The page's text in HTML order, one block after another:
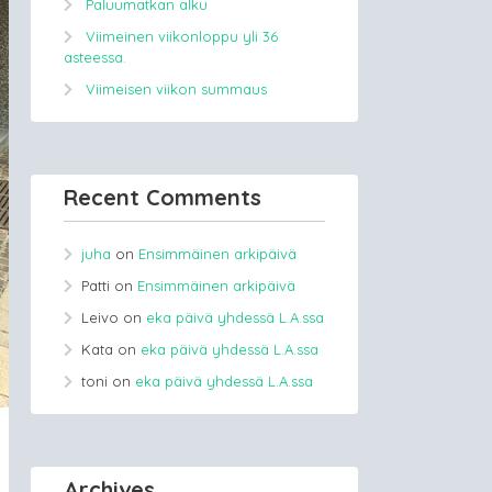
Paluumatkan alku
Viimeinen viikonloppu yli 36
asteessa.
Viimeisen viikon summaus
Recent Comments
juha on Ensimmäinen arkipäivä
Patti on Ensimmäinen arkipäivä
Leivo on eka päivä yhdessä L.A.ssa
Kata on eka päivä yhdessä L.A.ssa
toni on eka päivä yhdessä L.A.ssa